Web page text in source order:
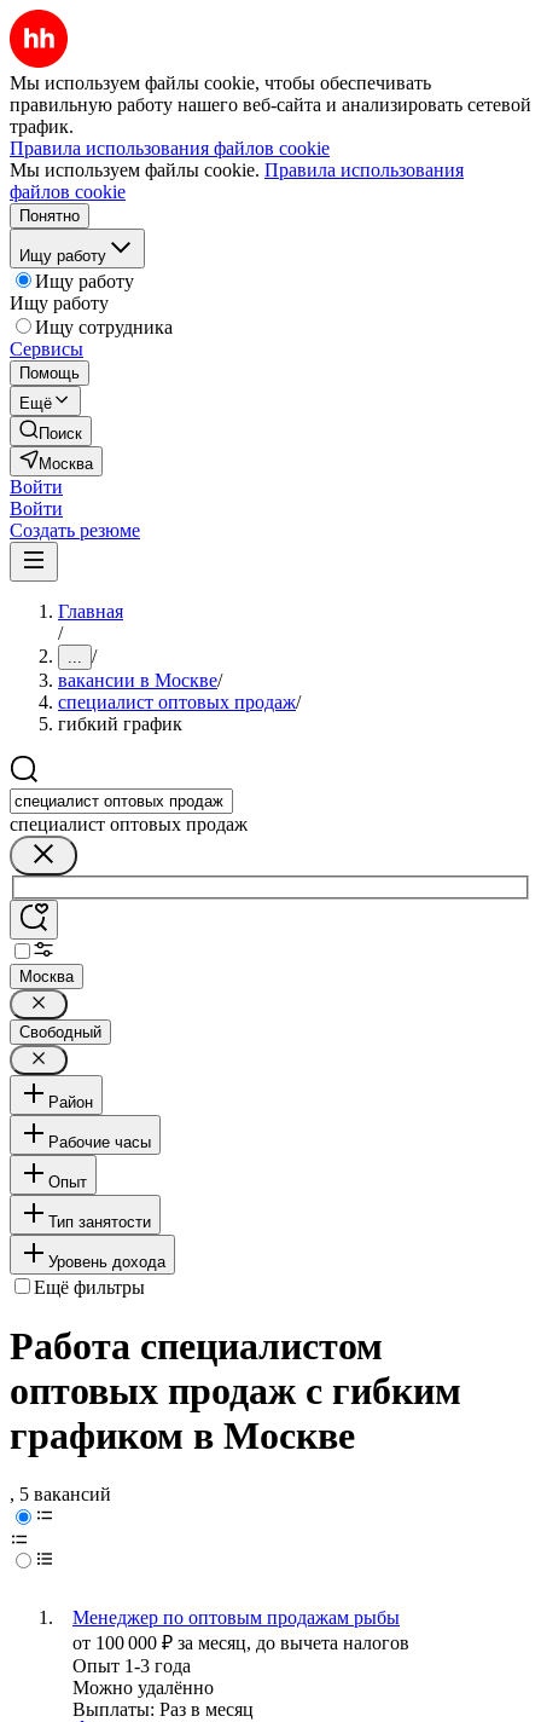
Мы используем файлы cookie, чтобы обеспечивать
правильную работу нашего веб-сайта и анализировать сетевой
трафик.
Правила использования файлов cookie
Мы используем файлы cookie. Правила использования
файлов cookie
Понятно
Ищу работу
Ищу работу
Ищу работу
Ищу сотрудника
Сервисы
Помощь
Ещё
Поиск
Москва
Войти
Войти
Создать резюме
Главная
/
... /
вакансии в Москве/
специалист оптовых продаж/
гибкий график
специалист оптовых продаж
Москва
Свободный
Район
Рабочие часы
Опыт
Тип занятости
Уровень дохода
Ещё фильтры
Работа специалистом
оптовых продаж с гибким
графиком в Москве
, 5 вакансий
Менеджер по оптовым продажам рыбы
от 100 000 ₽ за месяц, до вычета налогов
Опыт 1-3 года
Можно удалённо
Выплаты: Раз в месяц